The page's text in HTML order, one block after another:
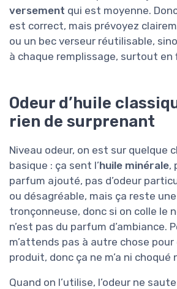
versement qui est moyenne.
est correct, mais prévoyez
ou un bec verseur réutilisable,
à chaque remplissage, surtout en
Odeur d’huile
rien de surprenant
Niveau odeur, on est sur quelque
basique : ça sent l’huile minérale,
parfum ajouté, pas d’odeur
ou désagréable, mais ça reste
tronçonneuse, donc si on colle le
n’est pas du parfum d’ambiance.
m’attends pas à autre chose
produit, donc ça ne m’a ni choqué
Quand on l’utilise, l’odeur ne